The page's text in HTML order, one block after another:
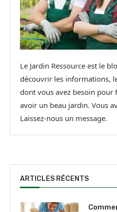
Le Jardin Ressource est le
découvrir les informations,
dont vous avez besoin pour
avoir un beau jardin. Vous
Laissez-nous un message.
ARTICLES RÉCENTS